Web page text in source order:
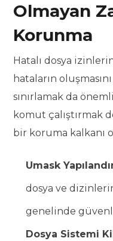
Olmayan
Korunma
Hatalı dosya
hataların
sınırlamak da
komut çalıştırmak
bir koruma kalkanı
Umask
dosya ve
genelinde
Dosya Sistemi